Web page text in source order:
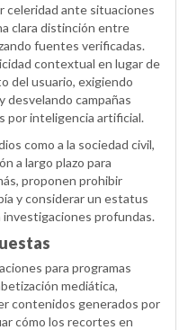
celeridad ante situaciones
clara distinción entre
fuentes verificadas.
contextual en lugar de
del usuario, exigiendo
desvelando campañas
por inteligencia artificial.
como a la sociedad civil,
a largo plazo para
proponen prohibir
y considerar un estatus
investigaciones profundas.
para programas
mediática,
contenidos generados por
cómo los recortes en